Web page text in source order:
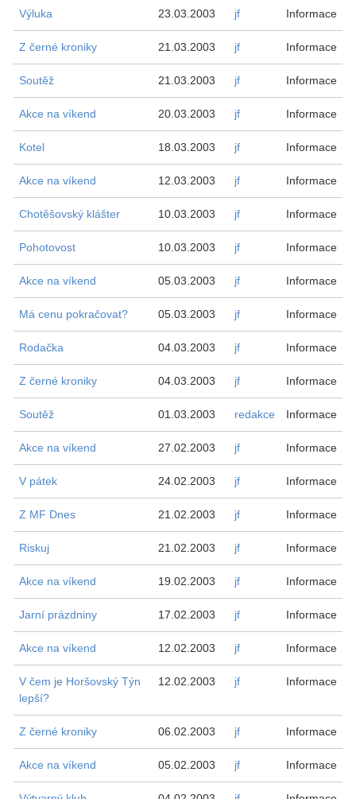
Výluka 23.03.2003 jf Informace
Z černé kroniky 21.03.2003 jf Informace
Soutěž 21.03.2003 jf Informace
Akce na víkend 20.03.2003 jf Informace
Kotel 18.03.2003 jf Informace
Akce na víkend 12.03.2003 jf Informace
Chotěšovský klášter 10.03.2003 jf Informace
Pohotovost 10.03.2003 jf Informace
Akce na víkend 05.03.2003 jf Informace
Má cenu pokračovat? 05.03.2003 jf Informace
Rodačka 04.03.2003 jf Informace
Z černé kroniky 04.03.2003 jf Informace
Soutěž 01.03.2003 redakce Informace
Akce na víkend 27.02.2003 jf Informace
V pátek 24.02.2003 jf Informace
Z MF Dnes 21.02.2003 jf Informace
Riskuj 21.02.2003 jf Informace
Akce na víkend 19.02.2003 jf Informace
Jarní prázdniny 17.02.2003 jf Informace
Akce na víkend 12.02.2003 jf Informace
V čem je Horšovský Týn
lepší?
12.02.2003 jf Informace
Z černé kroniky 06.02.2003 jf Informace
Akce na víkend 05.02.2003 jf Informace